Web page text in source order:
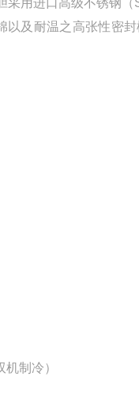
采用进口高级不锈钢（
以及耐温之高张性密
制冷）